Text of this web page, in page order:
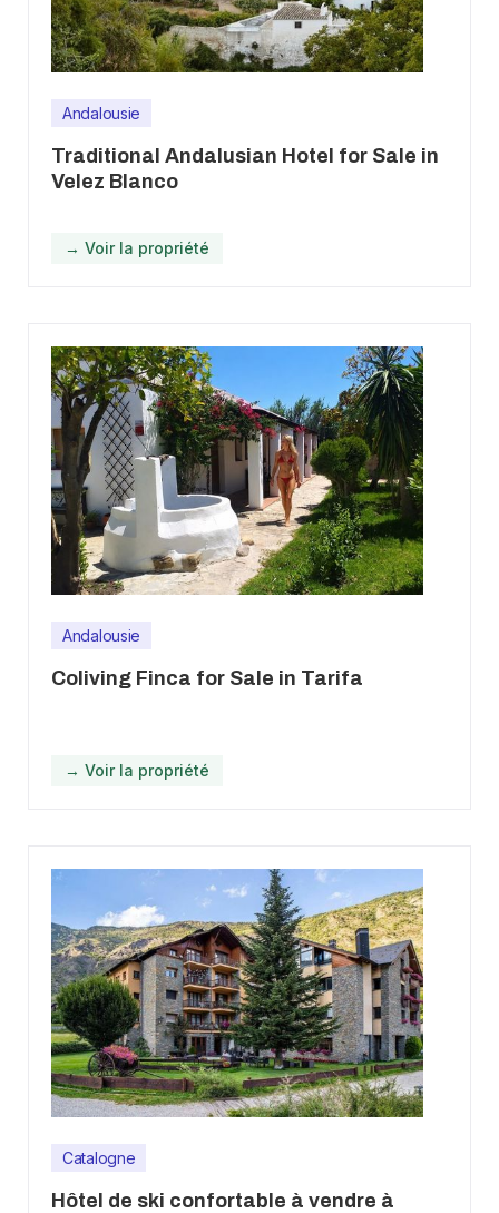
Andalousie
Traditional Andalusian Hotel for Sale in
Velez Blanco
→ Voir la propriété
Andalousie
Coliving Finca for Sale in Tarifa
→ Voir la propriété
Catalogne
Hôtel de ski confortable à vendre à